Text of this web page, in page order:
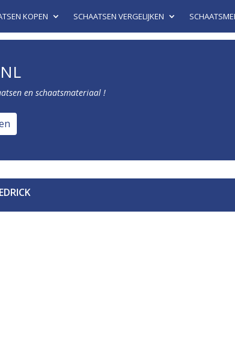
KOPEN SCHAATSEN VERGELIJKEN
en schaatsmateriaal !